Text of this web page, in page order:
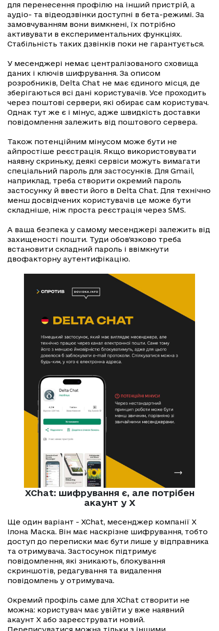
для перенесення профілю на інший пристрій, а
аудіо- та відеодзвінки доступні в бета-режимі. За
замовчуванням вони вимкнені, їх потрібно
активувати в експериментальних функціях.
Стабільність таких дзвінків поки не гарантується.
У месенджері немає централізованого сховища
даних і ключів шифрування. За описом
розробників, Delta Chat не має єдиного місця, де
зберігаються всі дані користувачів. Усе проходить
через поштові сервери, які обирає сам користувач.
Однак тут же є і мінус, адже швидкість доставки
повідомлення залежить від поштового сервера.
Також потенційним мінусом може бути не
айпростіше реєстрація. Якщо використовувати
наявну скриньку, деякі сервіси можуть вимагати
спеціальний пароль для застосунків. Для Gmail,
наприклад, треба створити окремий пароль
застосунку й ввести його в Delta Chat. Для технічно
менш досвідчених користувачів це може бути
складніше, ніж проста реєстрація через SMS.
А ваша безпека у самому месенджері залежить від
захищеності пошти. Туди обов’язково треба
встановити складний пароль і ввімкнути
двофакторну аутентифікацію.
XChat: шифрування є, але потрібен
акаунт у X
Ще один варіант - XChat, месенджер компанії X
Ілона Маска. Він має наскрізне шифрування, тобто
доступ до переписки має бути лише у відправника
та отримувача. Застосунок підтримує
повідомлення, які зникають, блокування
скриншотів, редагування та видалення
повідомлень у отримувача.
Окремий профіль саме для XChat створити не
можна: користувач має увійти у вже наявний
акаунт X або зареєструвати новий.